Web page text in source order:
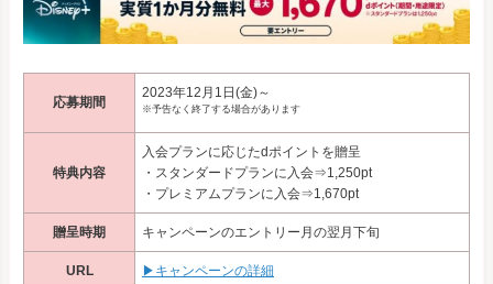
応募期間
2023年12月1日(金)～
※予告なく終了する場合があります
特典内容
入会プランに応じたdポイントを贈呈
・スタンダードプランに入会⇒1,250pt
・プレミアムプランに入会⇒1,670pt
贈呈時期 キャンペーンのエントリー月の翌月下旬
URL ▶キャンペーンの詳細